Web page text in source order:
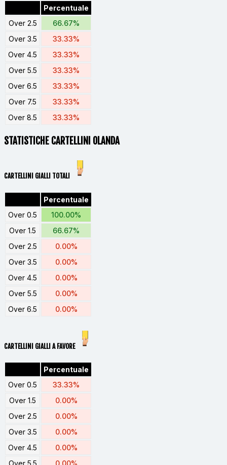
Percentuale
Over 2.5
66.67%
Over 3.5
33.33%
Over 4.5
33.33%
Over 5.5
33.33%
Over 6.5
33.33%
Over 7.5
33.33%
Over 8.5
33.33%
STATISTICHE CARTELLINI OLANDA
CARTELLINI GIALLI TOTALI
Percentuale
Over 0.5
100.00%
Over 1.5
66.67%
Over 2.5
0.00%
Over 3.5
0.00%
Over 4.5
0.00%
Over 5.5
0.00%
Over 6.5
0.00%
CARTELLINI GIALLI A FAVORE
Percentuale
Over 0.5
33.33%
Over 1.5
0.00%
Over 2.5
0.00%
Over 3.5
0.00%
Over 4.5
0.00%
Over 5.5
0.00%